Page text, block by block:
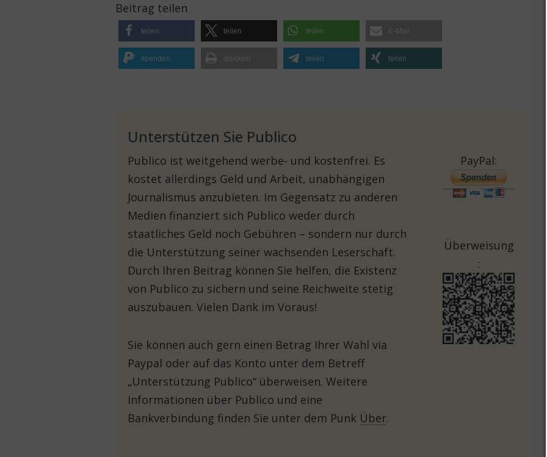
Beitrag teilen
teilen teilen teilen E-Mail
spenden drucken teilen teilen
Unterstützen Sie Publico
Publico ist weitgehend werbe- und kostenfrei. Es
kostet allerdings Geld und Arbeit, unabhängigen
Journalismus anzubieten. Im Gegensatz zu anderen
Medien finanziert sich Publico weder durch
staatliches Geld noch Gebühren – sondern nur durch
die Unterstützung seiner wachsenden Leserschaft.
Durch Ihren Beitrag können Sie helfen, die Existenz
von Publico zu sichern und seine Reichweite stetig
auszubauen. Vielen Dank im Voraus!
Sie können auch gern einen Betrag Ihrer Wahl via
Paypal oder auf das Konto unter dem Betreff
„Unterstützung Publico“ überweisen. Weitere
Informationen über Publico und eine
Bankverbindung finden Sie unter dem Punk Über.
PayPal:
Überweisung
: